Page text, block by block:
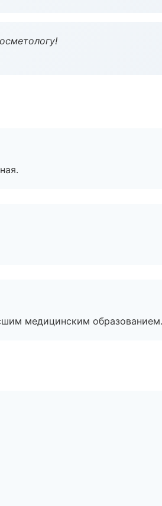
медицинским образованием.